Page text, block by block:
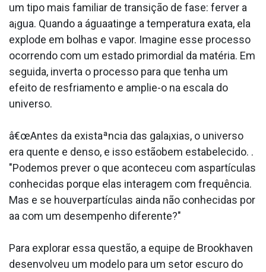
um tipo mais familiar de transição de fase: ferver a
a¡gua. Quando a águaatinge a temperatura exata, ela
explode em bolhas e vapor. Imagine esse processo
ocorrendo com um estado primordial da matéria. Em
seguida, inverta o processo para que tenha um
efeito de resfriamento e amplie-o na escala do
universo.
â€œAntes da existaªncia das gala¡xias, o universo
era quente e denso, e isso estãobem estabelecido. .
"Podemos prever o que aconteceu com aspartículas
conhecidas porque elas interagem com frequência.
Mas e se houverpartículas ainda não conhecidas por
aa­ com um desempenho diferente?"
Para explorar essa questão, a equipe de Brookhaven
desenvolveu um modelo para um setor escuro do